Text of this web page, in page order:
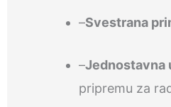
–Svestrana
–Jednostavna
pripremu za